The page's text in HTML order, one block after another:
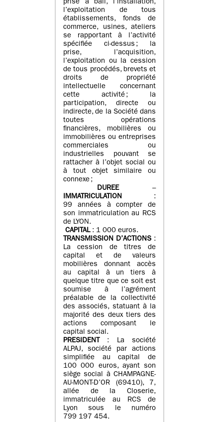
prise à bail, l’installation,
l’exploitation de tous
établissements, fonds de
commerce, usines, ateliers
se rapportant à l’activité
spécifiée ci-dessus ; la
prise, l’acquisition,
l’exploitation ou la cession
de tous procédés, brevets et
droits de propriété
intellectuelle concernant
cette activité ; la
participation, directe ou
indirecte, de la Société dans
toutes opérations
financières, mobilières ou
immobilières ou entreprises
commerciales ou
industrielles pouvant se
rattacher à l’objet social ou
à tout objet similaire ou
connexe ;
DUREE–
IMMATRICULATION :
99 années à compter de
son immatriculation au RCS
de LYON.
CAPITAL: 1 000 euros.
TRANSMISSION D’ACTIONS :
La cession de titres de
capital et de valeurs
mobilières donnant accès
au capital à un tiers à
quelque titre que ce soit est
soumise à l’agrément
préalable de la collectivité
des associés, statuant à la
majorité des deux tiers des
actions composant le
capital social.
PRESIDENT
: La société
ALPAJ, société par actions
simplifiée au capital de
100 000 euros, ayant son
siège social à CHAMPAGNE-
AU-MONT-D’OR (69410), 7,
allée de la Closerie,
immatriculée au RCS de
Lyon sous le numéro
799 197 454.